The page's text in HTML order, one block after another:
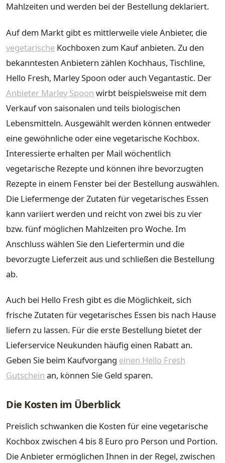
Mahlzeiten und werden bei der Bestellung deklariert.
Auf dem Markt gibt es mittlerweile viele Anbieter, die
vegetarische Kochboxen zum Kauf anbieten. Zu den
bekanntesten Anbietern zählen Kochhaus, Tischline,
Hello Fresh, Marley Spoon oder auch Vegantastic. Der
Anbieter Marley Spoon wirbt beispielsweise mit dem
Verkauf von saisonalen und teils biologischen
Lebensmitteln. Ausgewählt werden können entweder
eine gewöhnliche oder eine vegetarische Kochbox.
Interessierte erhalten per Mail wöchentlich
vegetarische Rezepte und können ihre bevorzugten
Rezepte in einem Fenster bei der Bestellung auswählen.
Die Liefermenge der Zutaten für vegetarisches Essen
kann variiert werden und reicht von zwei bis zu vier
bzw. fünf möglichen Mahlzeiten pro Woche. Im
Anschluss wählen Sie den Liefertermin und die
bevorzugte Lieferzeit aus und schließen die Bestellung
ab.
Auch bei Hello Fresh gibt es die Möglichkeit, sich
frische Zutaten für vegetarisches Essen bis nach Hause
liefern zu lassen. Für die erste Bestellung bietet der
Lieferservice Neukunden häufig einen Rabatt an.
Geben Sie beim Kaufvorgang einen Hello Fresh
Gutschein an, können Sie Geld sparen.
Die Kosten im Überblick
Preislich schwanken die Kosten für eine vegetarische
Kochbox zwischen 4 bis 8 Euro pro Person und Portion.
Die Anbieter ermöglichen Ihnen in der Regel, zwischen